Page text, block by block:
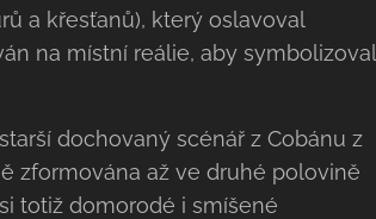
a křesťanů), který oslavoval
na místní reálie, aby symbolizoval
dochovaný scénář z Cobánu z
zformována až ve druhé polovině
totiž domorodé i smíšené